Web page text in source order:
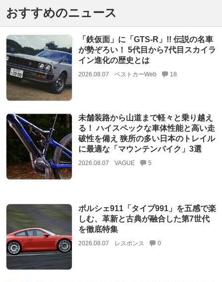
おすすめのニュース
「鉄仮面」に「GTS-R」!! 伝説の名車
が勢ぞろい！ 5代目から7代目スカイラ
イン進化の歴史とは
2026.08.07 ベストカーWeb 18
未舗装路から山道まで軽々と乗り越え
る！ ハイスペックな車体性能と高い走
破性を備え 狭所の多い日本のトレイル
に最適な「マウンテンバイク」3選
2026.08.07 VAGUE 5
ポルシェ911「タイプ991」を五感で楽
しむ、革新と古典が融合した第7世代
を徹底特集
2026.08.07 レスポンス 0